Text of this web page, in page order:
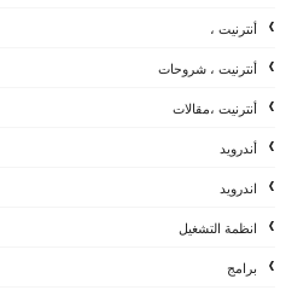
أنترنيت ،
أنترنيت ، شروحات
أنترنيت ،مقالات
أندرويد
اندرويد
انظمة التشغيل
برامج